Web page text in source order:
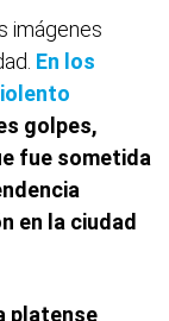
imágenes
En los
golpes,
fue sometida
en la ciudad
platense